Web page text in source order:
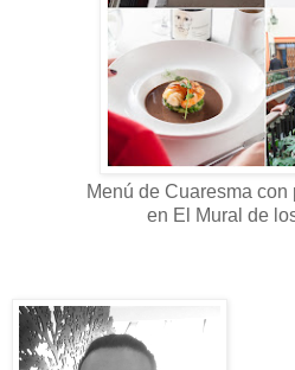
Menú de Cuaresma
en El Mural de